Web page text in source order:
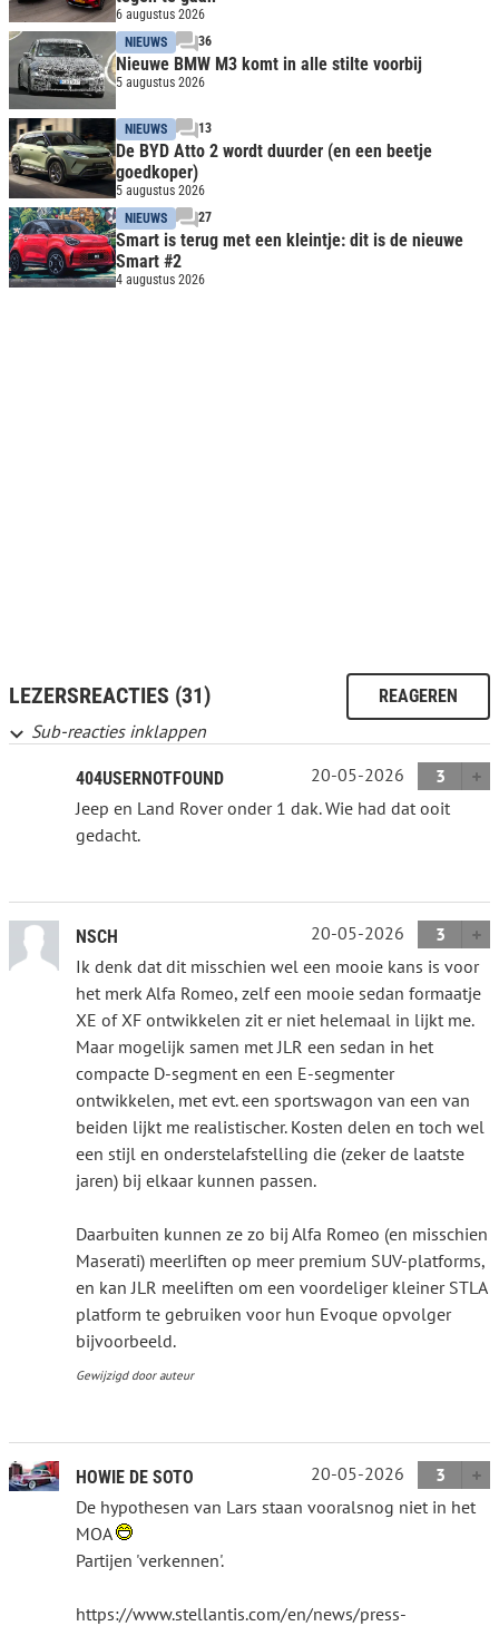
6 augustus 2026
NIEUWS
36
Nieuwe BMW M3 komt in alle stilte voorbij
5 augustus 2026
NIEUWS 13
De BYD Atto 2 wordt duurder (en een beetje
goedkoper)
5 augustus 2026
NIEUWS
27
Smart is terug met een kleintje: dit is de nieuwe
Smart #2
4 augustus 2026
LEZERSREACTIES (31) REAGEREN
Sub-reacties inklappen
404USERNOTFOUND 20-05-2026
3
Jeep en Land Rover onder 1 dak. Wie had dat ooit
gedacht.
NSCH 20-05-2026
3
Ik denk dat dit misschien wel een mooie kans is voor
het merk Alfa Romeo, zelf een mooie sedan formaatje
XE of XF ontwikkelen zit er niet helemaal in lijkt me.
Maar mogelijk samen met JLR een sedan in het
compacte D-segment en een E-segmenter
ontwikkelen, met evt. een sportswagon van een van
beiden lijkt me realistischer. Kosten delen en toch wel
een stijl en onderstelafstelling die (zeker de laatste
jaren) bij elkaar kunnen passen.
Daarbuiten kunnen ze zo bij Alfa Romeo (en misschien
Maserati) meerliften op meer premium SUV-platforms,
en kan JLR meeliften om een voordeliger kleiner STLA
platform te gebruiken voor hun Evoque opvolger
bijvoorbeeld.
Gewijzigd door auteur
HOWIE DE SOTO 20-05-2026
3
De hypothesen van Lars staan vooralsnog niet in het
MOA
Partijen 'verkennen'.
https://www.stellantis.com/en/news/press-